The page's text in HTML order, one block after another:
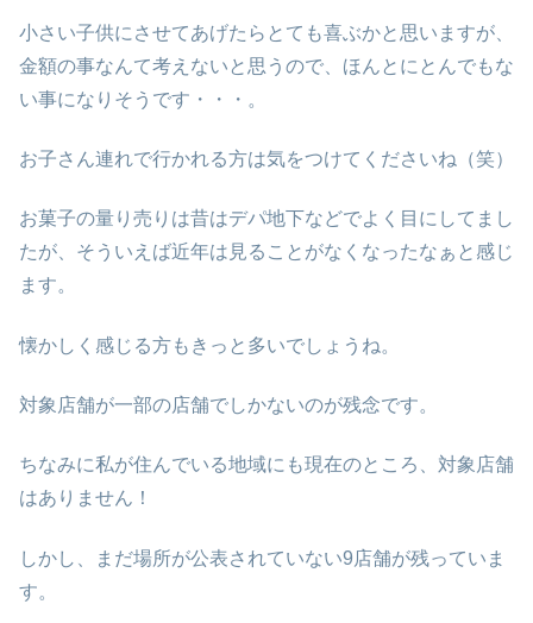
小さい子供にさせてあげたらとても喜ぶかと思いますが、
金額の事なんて考えないと思うので、ほんとにとんでもな
い事になりそうです・・・。
お子さん連れで行かれる方は気をつけてくださいね（笑）
お菓子の量り売りは昔はデパ地下などでよく目にしてまし
たが、そういえば近年は見ることがなくなったなぁと感じ
ます。
懐かしく感じる方もきっと多いでしょうね。
対象店舗が一部の店舗でしかないのが残念です。
ちなみに私が住んでいる地域にも現在のところ、対象店舗
はありません！
しかし、まだ場所が公表されていない9店舗が残っていま
す。